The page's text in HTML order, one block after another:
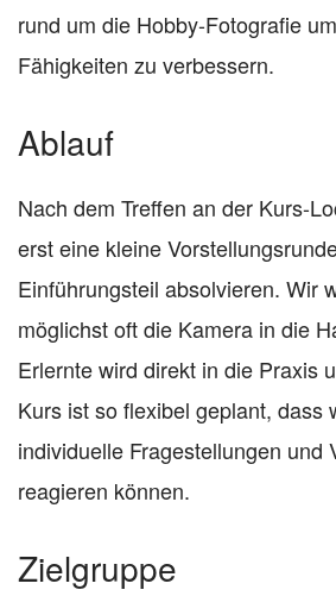
rund um die Hobby-Fotografie
Fähigkeiten zu verbessern.
Ablauf
Nach dem Treffen an der Kurs-
erst eine kleine
Einführungsteil absolvieren. Wir
möglichst oft die Kamera in die
Erlernte wird direkt in die Praxis
Kurs ist so flexibel geplant, dass
individuelle Fragestellungen und
reagieren können.
Zielgruppe